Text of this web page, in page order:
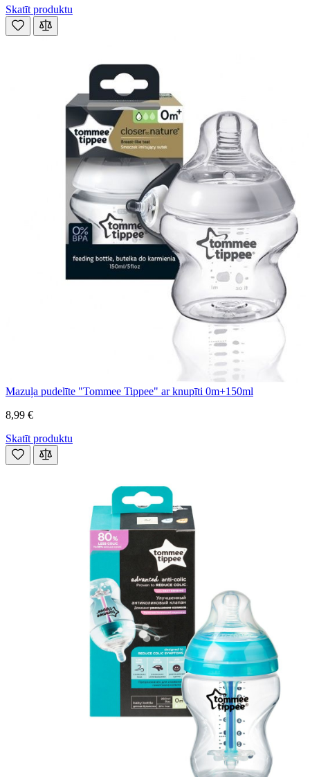
Skatīt produktu
Mazuļa pudelīte "Tommee Tippee" ar knupīti 0m+150ml
8,99 €
Skatīt produktu